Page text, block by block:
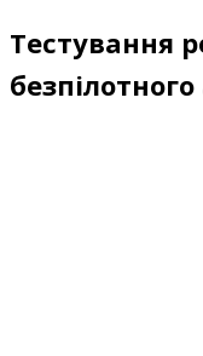
Тестування